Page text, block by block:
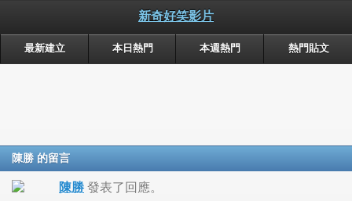
新奇好笑影片
最新建立 本日熱門 本週熱門 熱門貼文
陳勝 的留言
陳勝 發表了回應。